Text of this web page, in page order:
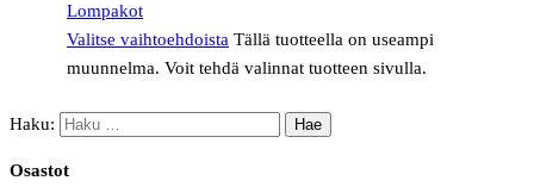
Lompakot
Valitse vaihtoehdoista Tällä tuotteella on useampi
muunnelma. Voit tehdä valinnat tuotteen sivulla.
Haku:
Osastot